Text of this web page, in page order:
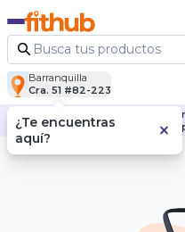
Barranquilla
Cra. 51 #82-223
Descubre nuestras sedes,
¿Te encuentras
aquí?